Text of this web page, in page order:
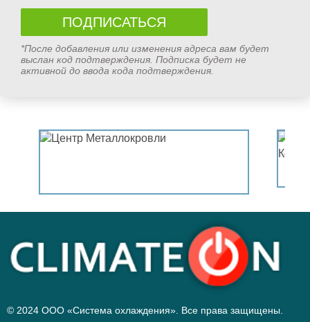
*После добавления или изменения адреса вам будет
выслан код подтверждения. Подписка будет не
активной до ввода кода подтверждения.
© 2024 ООО «Система охлаждения». Все права защищены.